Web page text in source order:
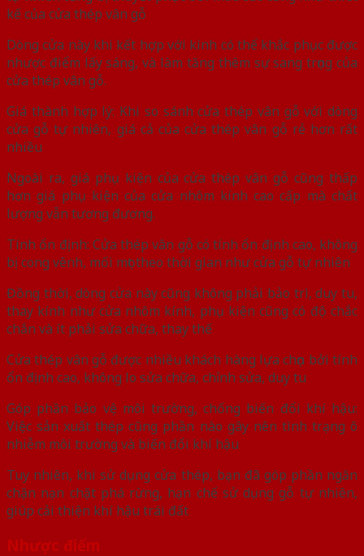
kế của cửa thép vân gỗ
Dòng cửa này khi kết hợp với kính có thể khắc phục được
nhược điểm lấy sáng, và làm tăng thêm sự sang trọng của
cửa thép vân gỗ.
Giá thành hợp lý: Khi so sánh cửa thép vân gỗ với dòng
cửa gỗ tự nhiên, giá cả của cửa thép vân gỗ rẻ hơn rất
nhiều
Ngoài ra, giá phụ kiện của cửa thép vân gỗ cũng thấp
hơn giá phụ kiện của cửa nhôm kính cao cấp mà chất
lượng vẫn tương đương.
Tính ổn định: Cửa thép vân gỗ có tính ổn định cao, không
bị cong vênh, mối mọt theo thời gian như cửa gỗ tự nhiên
Đồng thời, dòng cửa này cũng không phải bảo trì, duy tu,
thay kính như cửa nhôm kính, phụ kiện cũng có độ chắc
chắn và ít phải sửa chữa, thay thế
Cửa thép vân gỗ được nhiều khách hàng lựa chọn bởi tính
ổn định cao, không lo sửa chữa, chỉnh sửa, duy tu
Góp phần bảo vệ môi trường, chống biến đổi khí hậu:
Việc sản xuất thép cũng phần nào gây nên tình trạng ô
nhiễm môi trường và biến đổi khí hậu
Tuy nhiên, khi sử dụng cửa thép, bạn đã góp phần ngăn
chặn nạn chặt phá rừng, hạn chế sử dụng gỗ tự nhiên,
giúp cải thiện khí hậu trái đất
Nhược điểm